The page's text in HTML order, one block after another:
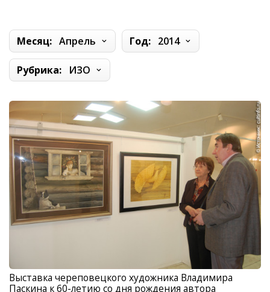
Месяц: Апрель Год: 2014
Рубрика: ИЗО
Выставка череповецкого художника Владимира
Паскина к 60-летию со дня рождения автора